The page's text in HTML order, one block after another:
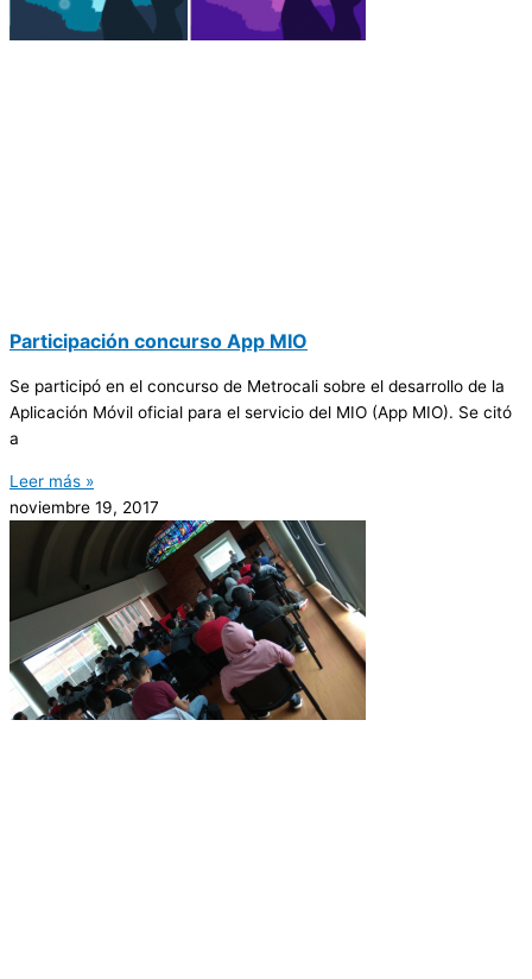
Participación ​​concurso ​​App MIO
Se participó en el concurso de Metrocali sobre el desarrollo de la
Aplicación Móvil oficial para el servicio del MIO (App MIO). Se citó
a
Leer más »
noviembre 19, 2017